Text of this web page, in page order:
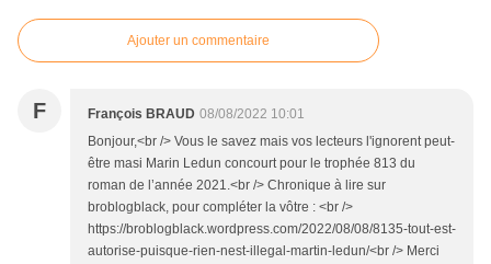
Ajouter un commentaire
F François BRAUD 08/08/2022 10:01
Bonjour,<br /> Vous le savez mais vos lecteurs l'ignorent peut-
être masi Marin Ledun concourt pour le trophée 813 du
roman de l’année 2021.<br /> Chronique à lire sur
broblogblack, pour compléter la vôtre : <br />
https://broblogblack.wordpress.com/2022/08/08/8135-tout-est-
autorise-puisque-rien-nest-illegal-martin-ledun/<br /> Merci